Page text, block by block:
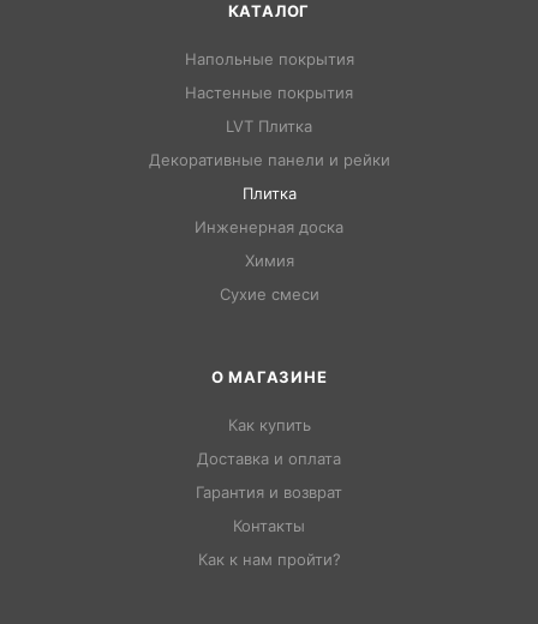
КАТАЛОГ
Напольные покрытия
Настенные покрытия
LVT Плитка
Декоративные панели и рейки
Плитка
Инженерная доска
Химия
Сухие смеси
О МАГАЗИНЕ
Как купить
Доставка и оплата
Гарантия и возврат
Контакты
Как к нам пройти?